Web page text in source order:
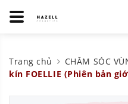
Trang chủ CHĂM SÓC
kín FOELLIE (Phiên bản